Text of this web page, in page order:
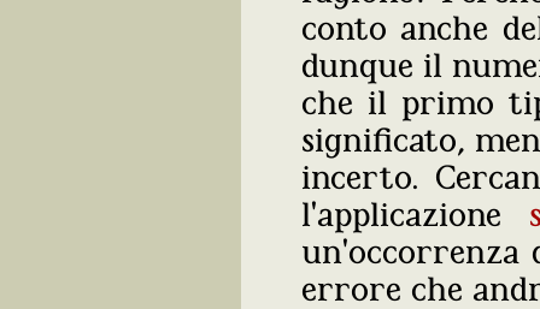
conto anche
dunque il
che il primo
significato,
incerto.
l'applicazione
errore che